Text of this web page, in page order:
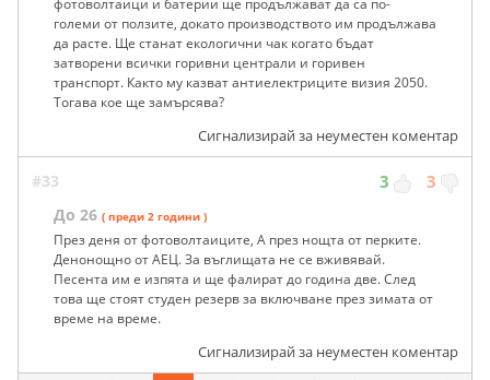
фотоволтаици и батерии ще продължават да са по-
големи от ползите, докато производството им продължава
да расте. Ще станат екологични чак когато бъдат
затворени всички горивни централи и горивен
транспорт. Както му казват антиелектриците визия 2050.
Тогава кое ще замърсява?
Сигнализирай за неуместен коментар
#33 3 3
До 26 ( преди 2 години )
През деня от фотоволтаиците, А през нощта от перките.
Денонощно от АЕЦ. За въглищата не се вживявай.
Песента им е изпята и ще фалират до година две. След
това ще стоят студен резерв за включване през зимата от
време на време.
Сигнализирай за неуместен коментар